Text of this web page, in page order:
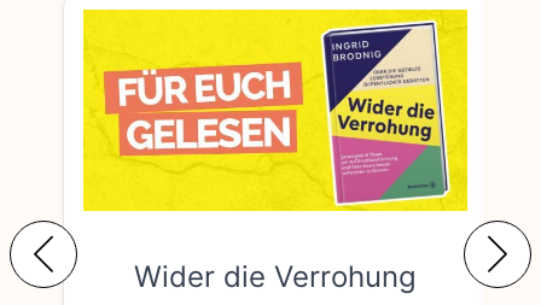
Wider die Verrohung